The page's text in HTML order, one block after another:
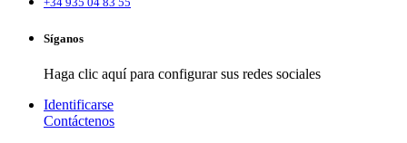
Síganos
Haga clic aquí para configurar sus redes sociales
Identificarse
Contáctenos